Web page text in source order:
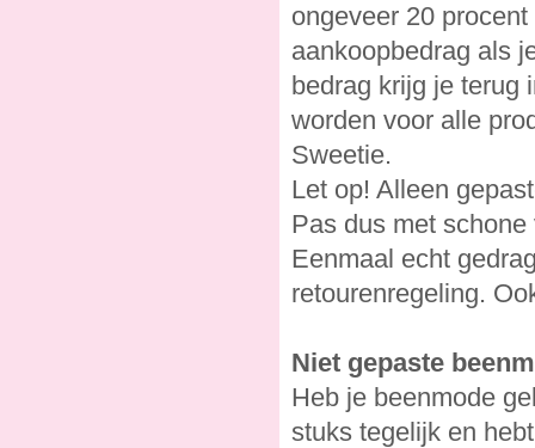
ongeveer 20
aankoopbedrag als
bedrag krijg je terug
worden voor alle
Sweetie.
Let op! Alleen
Pas dus met
Eenmaal echt
retourenregeling.
Niet gepaste
Heb je beenmode
stuks tegelijk en